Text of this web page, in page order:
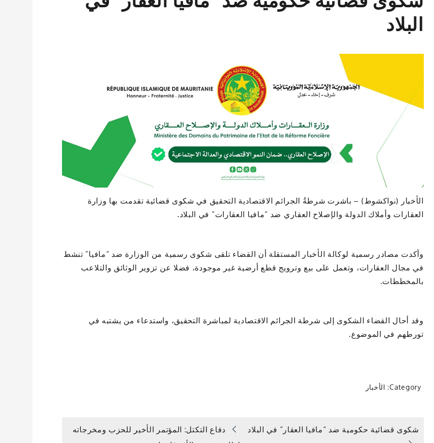
البلاد
الأخبار (نواكشوط) – باشرت شرطةُ الجرائم الاقتصادية التحقيق في شكوى قضائية تقدمت بها وزارة
العقارات وأملاك الدولة والإصلاح العقاري ضد “مافيا العقارات” في البلاد.
وأكدت مصادر رسمية لوكالة الأخبار المستقلة أن القضاء تلقى شكوى رسمية من الوزارة ضد “مافيا” تنشط
في مجال العقارات، وتعمل على بيع وترويج قطع أرضية غير موجودة، فضلا عن تزوير الوثائق والتلاعب
بالمخططات.
وقد أحال القضاء الشكوى إلى شرطة الجرائم الاقتصادية لمباشرة التحقيق، واستدعاء من يشتبه في
تورطهم في الموضوع.
Category: الأخبار
تصفّح
دفاع التكتل: المؤتمر الأخير للحزب ومخرجاته
شكوى قضائية حكومية ضد “مافيا العقار” في البلاد